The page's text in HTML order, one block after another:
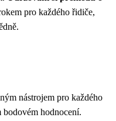
pro každého řidiče,
nástrojem pro každého
hodnocení.